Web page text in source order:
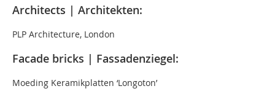
Architects | Architekten:
PLP Architecture, London
Facade bricks | Fassadenziegel:
Moeding Keramikplatten ‘Longoton’